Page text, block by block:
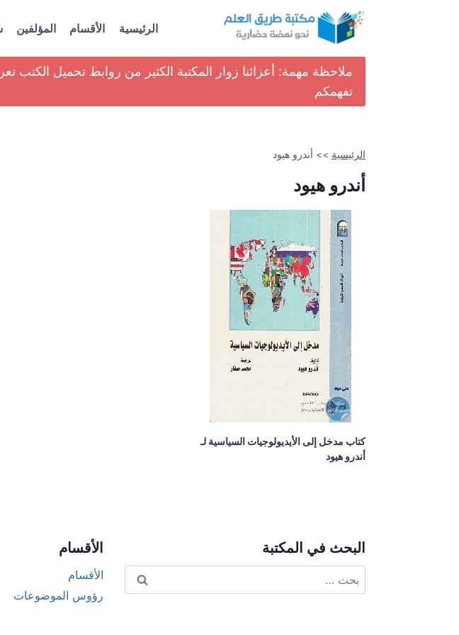
الرئيسية الأقسام المؤلفين
ملاحظة مهمة: أعزائنا زوار المكتبة الكثير من روابط تحميل
تفهمكم
الرئيسية >> أندرو هيود
أندرو هيود
كتاب مدخل إلى الأيديولوجيات السياسية لـ
أندرو هيود
البحث في المكتبة
عن:
الأقسام
الأقسام
رؤوس الموضوعات